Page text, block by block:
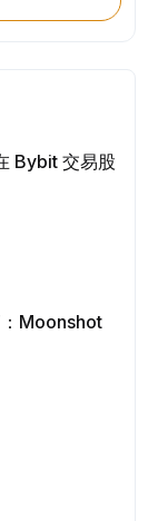
Bybit 交易股
Moonshot